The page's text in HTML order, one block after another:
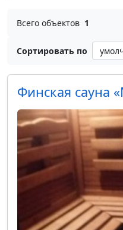
Всего объектов 1
Сортировать по
Финская сауна